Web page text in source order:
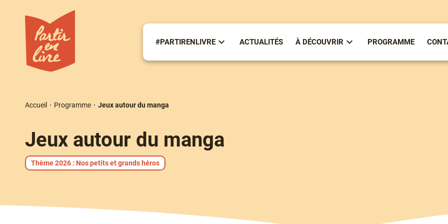
contenu
principal
#PARTIRENLIVRE
Sous-
#partirenlivre
ACTUALITÉS À DÉCOUVRIR
Sous-
À
PROGRAMME
Accueil Programme Jeux autour du manga
Jeux autour du manga
Thème 2026 : Nos petits et grands héros